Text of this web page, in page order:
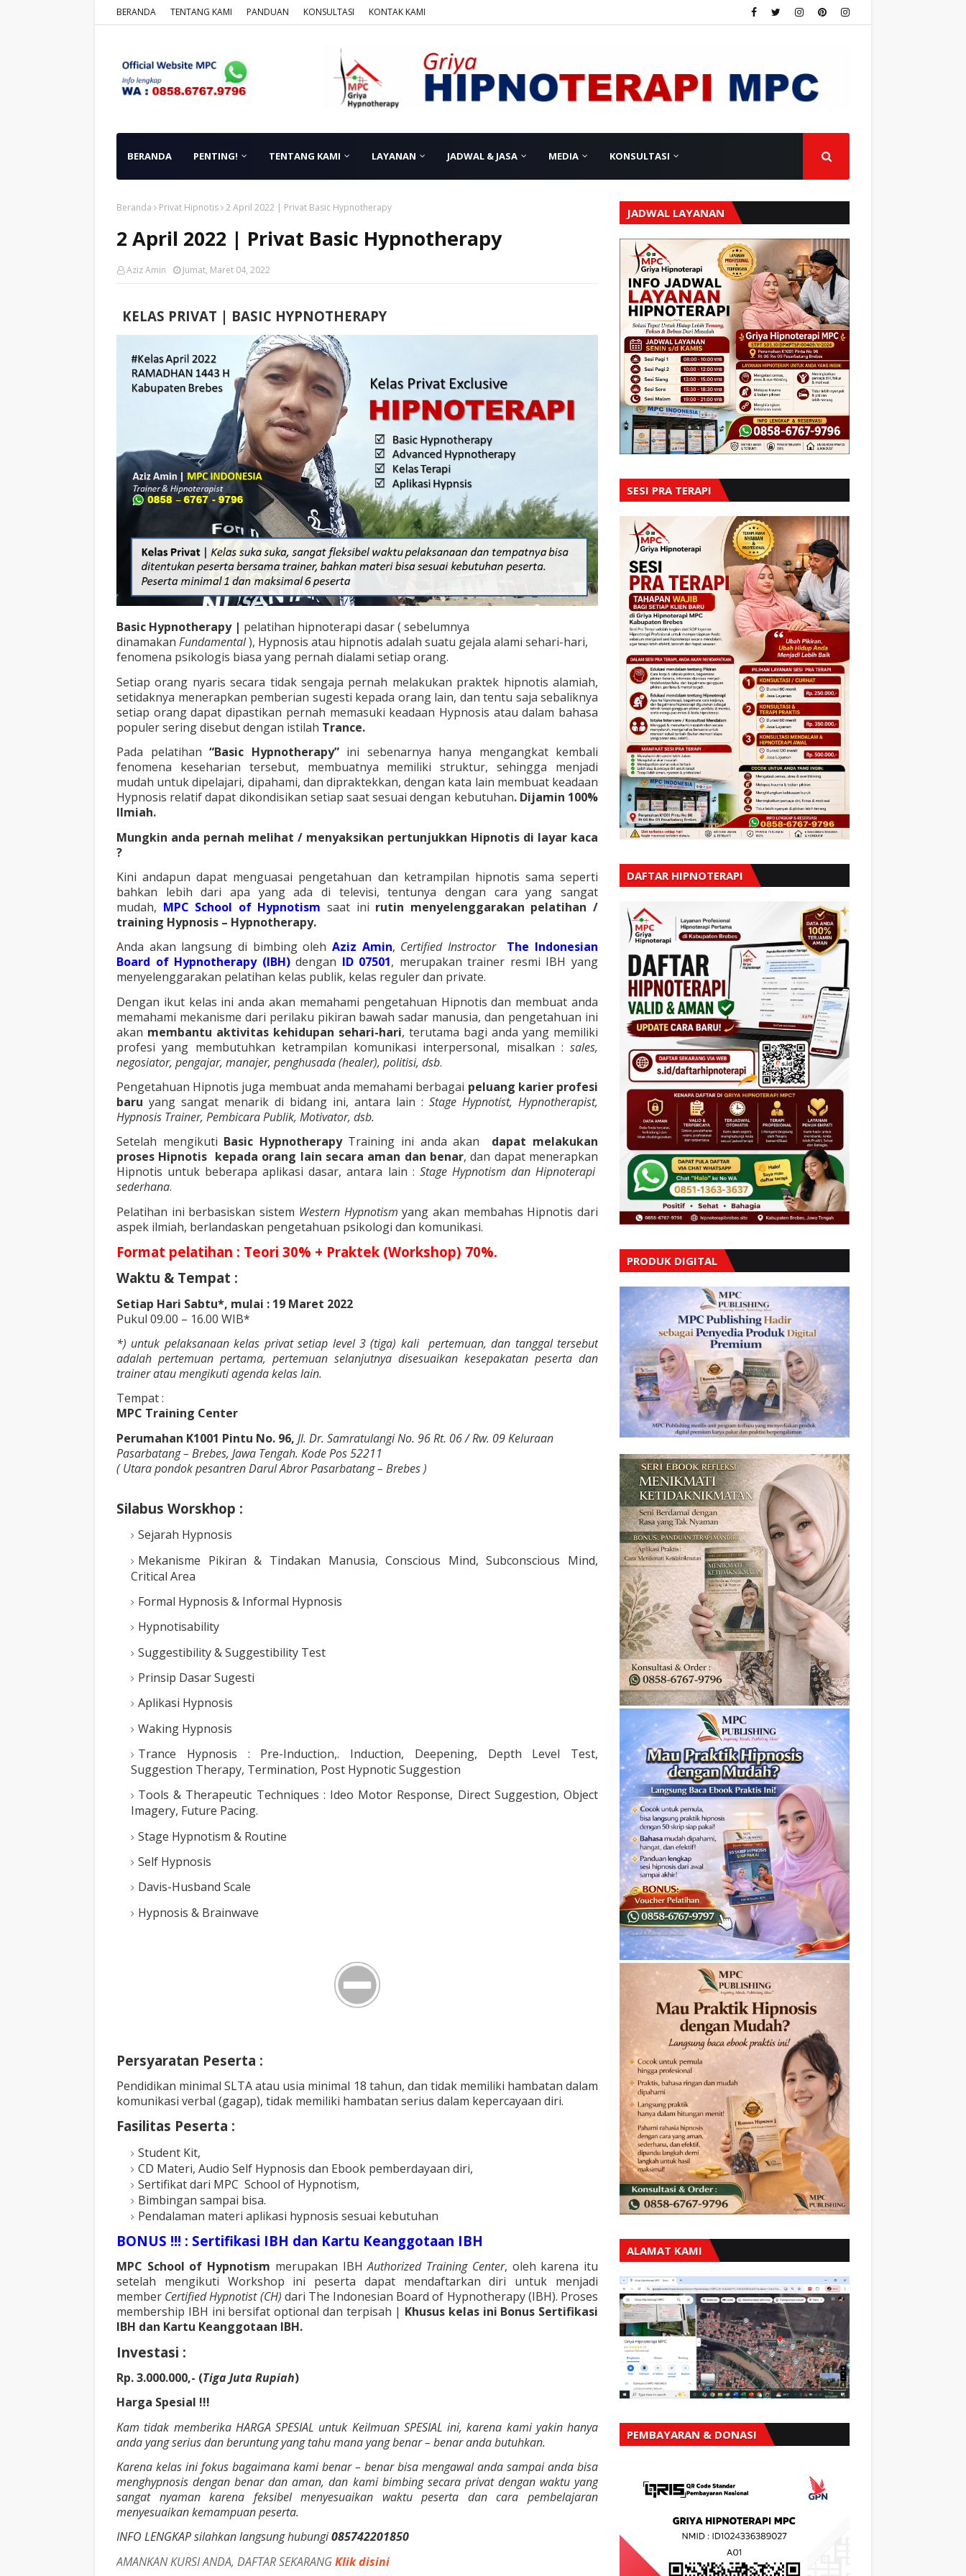
BERANDA TENTANG KAMI PANDUAN KONSULTASI KONTAK KAMI
BERANDA PENTING! TENTANG KAMI LAYANAN JADWAL & JASA MEDIA KONSULTASI
Beranda Privat Hipnotis 2 April 2022 | Privat Basic Hypnotherapy
2 April 2022 | Privat Basic Hypnotherapy
Aziz Amin Jumat, Maret 04, 2022
KELAS PRIVAT | BASIC HYPNOTHERAPY
Basic Hypnotherapy | pelatihan hipnoterapi dasar ( sebelumnya
dinamakan Fundamental), Hypnosis atau hipnotis adalah suatu gejala alami sehari-hari,
fenomena psikologis biasa yang pernah dialami setiap orang.
Setiap orang nyaris secara tidak sengaja pernah melakukan praktek hipnotis alamiah,
setidaknya menerapkan pemberian sugesti kepada orang lain, dan tentu saja sebaliknya
setiap orang dapat dipastikan pernah memasuki keadaan Hypnosis atau dalam bahasa
populer sering disebut dengan istilah Trance.
Pada pelatihan “Basic Hypnotherapy” ini sebenarnya hanya mengangkat kembali
fenomena keseharian tersebut, membuatnya memiliki struktur, sehingga menjadi
mudah untuk dipelajari, dipahami, dan dipraktekkan, dengan kata lain membuat keadaan
Hypnosis relatif dapat dikondisikan setiap saat sesuai dengan kebutuhan. Dijamin 100%
Ilmiah.
Mungkin anda pernah melihat / menyaksikan pertunjukkan Hipnotis di layar kaca
?
Kini andapun dapat menguasai pengetahuan dan ketrampilan hipnotis sama seperti
bahkan lebih dari apa yang ada di televisi, tentunya dengan cara yang sangat
mudah, MPC School of Hypnotism saat ini rutin menyelenggarakan pelatihan /
training Hypnosis – Hypnotherapy.
Anda akan langsung di bimbing oleh Aziz Amin, Certified Instroctor The Indonesian
Board of Hypnotherapy (IBH) dengan ID 07501, merupakan trainer resmi IBH yang
menyelenggarakan pelatihan kelas publik, kelas reguler dan private.
Dengan ikut kelas ini anda akan memahami pengetahuan Hipnotis dan membuat anda
memahami mekanisme dari perilaku pikiran bawah sadar manusia, dan pengetahuan ini
akan membantu aktivitas kehidupan sehari-hari, terutama bagi anda yang memiliki
profesi yang membutuhkan ketrampilan komunikasi interpersonal, misalkan : sales,
negosiator, pengajar, manajer, penghusada (healer), politisi, dsb.
Pengetahuan Hipnotis juga membuat anda memahami berbagai peluang karier profesi
baru yang sangat menarik di bidang ini, antara lain : Stage Hypnotist, Hypnotherapist,
Hypnosis Trainer, Pembicara Publik, Motivator, dsb.
Setelah mengikuti Basic HypnotherapyTraining ini anda akan dapat melakukan
proses Hipnotis kepada orang lain secara aman dan benar, dan dapat menerapkan
Hipnotis untuk beberapa aplikasi dasar, antara lain : Stage Hypnotism dan Hipnoterapi
sederhana.
Pelatihan ini berbasiskan sistem Western Hypnotism yang akan membahas Hipnotis dari
aspek ilmiah, berlandaskan pengetahuan psikologi dan komunikasi.
Format pelatihan : Teori 30% + Praktek (Workshop) 70%.
Waktu & Tempat :
Setiap Hari Sabtu*, mulai : 19 Maret 2022
Pukul 09.00 – 16.00 WIB*
*) untuk pelaksanaan kelas privat setiap level 3 (tiga) kali pertemuan, dan tanggal tersebut
adalah pertemuan pertama, pertemuan selanjutnya disesuaikan kesepakatan peserta dan
trainer atau mengikuti agenda kelas lain.
Tempat :
MPC Training Center
Perumahan K1001 Pintu No. 96, Jl. Dr. Samratulangi No. 96 Rt. 06 / Rw. 09 Keluraan
Pasarbatang – Brebes, Jawa Tengah. Kode Pos 52211
( Utara pondok pesantren Darul Abror Pasarbatang – Brebes )
Silabus Worskhop :
Sejarah Hypnosis
Mekanisme Pikiran & Tindakan Manusia, Conscious Mind, Subconscious Mind,
Critical Area
Formal Hypnosis & Informal Hypnosis
Hypnotisability
Suggestibility & Suggestibility Test
Prinsip Dasar Sugesti
Aplikasi Hypnosis
Waking Hypnosis
Trance Hypnosis : Pre-Induction,. Induction, Deepening, Depth Level Test,
Suggestion Therapy, Termination, Post Hypnotic Suggestion
Tools & Therapeutic Techniques : Ideo Motor Response, Direct Suggestion, Object
Imagery, Future Pacing.
Stage Hypnotism & Routine
Self Hypnosis
Davis-Husband Scale
Hypnosis & Brainwave
Persyaratan Peserta :
Pendidikan minimal SLTA atau usia minimal 18 tahun, dan tidak memiliki hambatan dalam
komunikasi verbal (gagap), tidak memiliki hambatan serius dalam kepercayaan diri.
Fasilitas Peserta :
Student Kit,
CD Materi, Audio Self Hypnosis dan Ebook pemberdayaan diri,
Sertifikat dari MPC School of Hypnotism,
Bimbingan sampai bisa.
Pendalaman materi aplikasi hypnosis sesuai kebutuhan
BONUS !!! : Sertifikasi IBH dan Kartu Keanggotaan IBH
MPC School of Hypnotism merupakan IBHAuthorized Training Center, oleh karena itu
setelah mengikuti Workshop ini peserta dapat mendaftarkan diri untuk menjadi
member Certified Hypnotist (CH) dari The Indonesian Board of Hypnotherapy (IBH). Proses
membership IBH ini bersifat optional dan terpisah | Khusus kelas ini Bonus Sertifikasi
IBH dan Kartu Keanggotaan IBH.
Investasi :
Rp. 3.000.000,- (Tiga Juta Rupiah)
Harga Spesial !!!
Kam tidak memberika HARGA SPESIAL untuk Keilmuan SPESIAL ini, karena kami yakin hanya
anda yang serius dan beruntung yang tahu mana yang benar – benar anda butuhkan.
Karena kelas ini fokus bagaimana kami benar – benar bisa mengawal anda sampai anda bisa
menghypnosis dengan benar dan aman, dan kami bimbing secara privat dengan waktu yang
sangat nyaman karena feksibel menyesuaikan waktu peserta dan cara pembelajaran
menyesuaikan kemampuan peserta.
INFO LENGKAP silahkan langsung hubungi085742201850
AMANKAN KURSI ANDA, DAFTAR SEKARANGKlik disini
JADWAL LAYANAN
SESI PRA TERAPI
DAFTAR HIPNOTERAPI
PRODUK DIGITAL
ALAMAT KAMI
PEMBAYARAN & DONASI